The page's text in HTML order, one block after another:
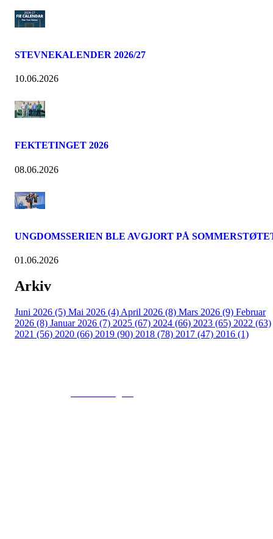
STEVNEKALENDER 2026/27
10.06.2026
FEKTETINGET 2026
08.06.2026
UNGDOMSSERIEN BLE AVGJORT PÅ
01.06.2026
Arkiv
Juni 2026 (5) Mai 2026 (4) April 2026 (8) Mars 2026 (9) Februar
2026 (8) Januar 2026 (7) 2025 (67) 2024 (66) 2023 (65) 2022 (63)
2021 (56) 2020 (66) 2019 (90) 2018 (78) 2017 (47) 2016 (1)